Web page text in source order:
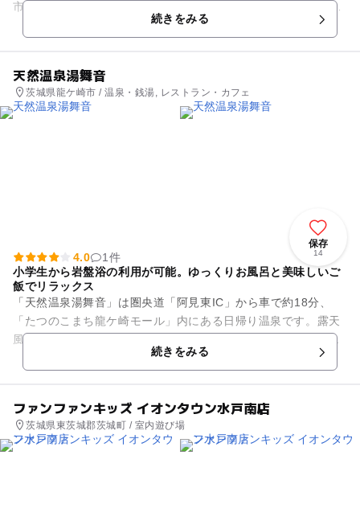
市民農園とキャンプ・BBQ場を併設した複合型アウトドア施設
続きをみる
天然温泉湯舞音
茨城県龍ケ崎市 / 温泉・銭湯, レストラン・カフェ
保存
14
4.0
1件
小学生から岩盤浴の利用が可能。ゆっくりお風呂と美味しいご
飯でリラックス
「天然温泉湯舞音」は圏央道「阿見東IC」から車で約18分、
「たつのこまち龍ケ崎モール」内にある日帰り温泉です。露天
風呂や日替わり湯、つぼ湯、岩盤浴など多種多様にご用意。岩
盤浴は小学生から利用でき...続きをみる
ファンファンキッズ イオンタウン水戸南店
茨城県東茨城郡茨城町 / 室内遊び場